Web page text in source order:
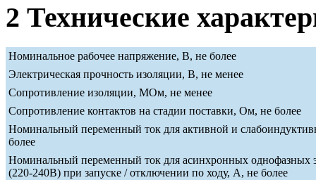
2 Технические
Номинальное рабочее напряжение, В, не более
Электрическая прочность изоляции, В, не менее
Сопротивление изоляции, МОм, не менее
Сопротивление контактов на стадии поставки, Ом, не более
Номинальный переменный ток для активной и
более
Номинальный переменный ток для асинхронных однофазных
(220-240В) при запуске / отключении по ходу, А, не более